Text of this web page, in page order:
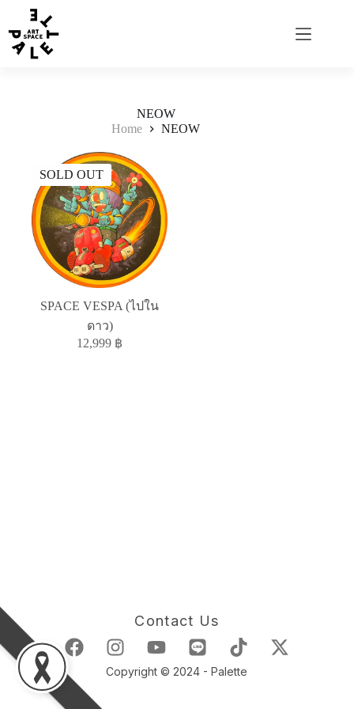
NEOW
Home
NEOW
SOLD OUT
SPACE VESPA (ไปใน
ดาว)
12,999 ฿
Contact Us
Copyright © 2024 - Palette